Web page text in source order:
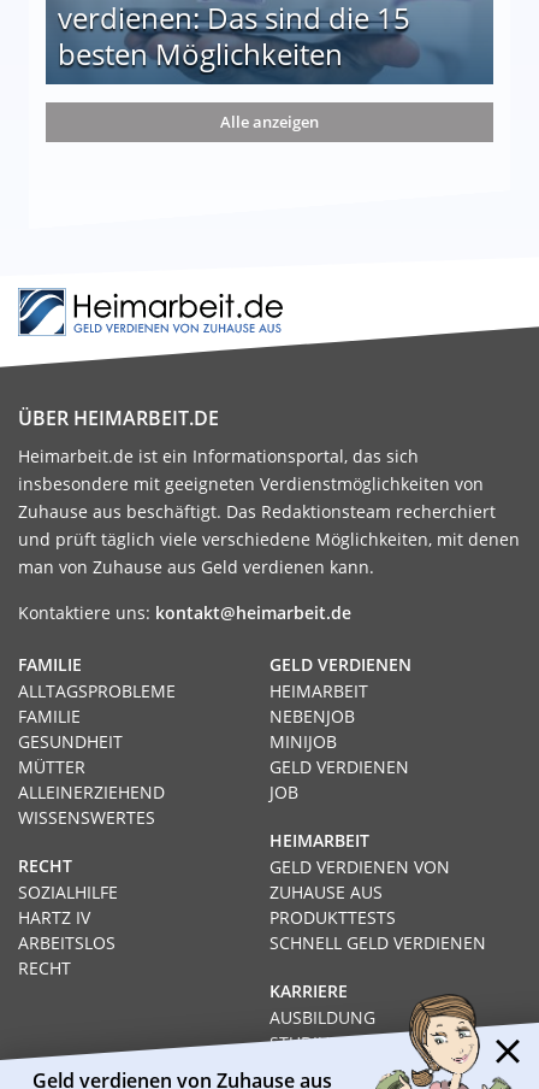
verdienen: Das sind die 15
besten Möglichkeiten
die 15 besten Möglichkeiten
Alle anzeigen
ÜBER HEIMARBEIT.DE
Heimarbeit.de ist ein Informationsportal, das sich
insbesondere mit geeigneten Verdienstmöglichkeiten von
Zuhause aus beschäftigt. Das Redaktionsteam recherchiert
und prüft täglich viele verschiedene Möglichkeiten, mit denen
man von Zuhause aus Geld verdienen kann.
Kontaktiere uns: kontakt@heimarbeit.de
GELD VERDIENEN
HEIMARBEIT
NEBENJOB
MINIJOB
GELD VERDIENEN
JOB
HEIMARBEIT
GELD VERDIENEN VON
ZUHAUSE AUS
PRODUKTTESTS
SCHNELL GELD VERDIENEN
KARRIERE
AUSBILDUNG
STUDIUM
FAMILIE
ALLTAGSPROBLEME
FAMILIE
GESUNDHEIT
MÜTTER
ALLEINERZIEHEND
WISSENSWERTES
RECHT
SOZIALHILFE
HARTZ IV
ARBEITSLOS
RECHT
Geld verdienen von Zuhause aus